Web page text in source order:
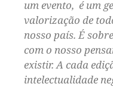
um evento, é um
valorização de
nosso país. É
com o nosso
existir. A cada
intelectualidade